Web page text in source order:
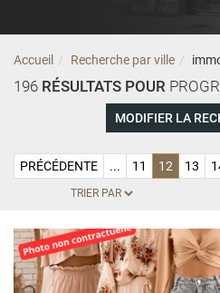
Accueil Recherche par ville
196 RÉSULTATS POUR
MODIFIER LA
PRÉCÉDENTE ... 11 12 13